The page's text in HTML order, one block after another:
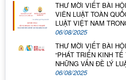
THƯ MỜI VIẾT BÀI
VIÊN LUẬT TOÀN
LUẬT VIỆT NAM
06/08/2025
THƯ MỜI VIẾT BÀI
“PHÁT TRIỂN KINH
NHỮNG VẤN ĐỀ LÝ
06/08/2025